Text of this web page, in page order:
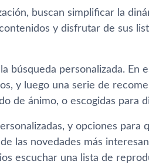
buscan simplificar la
y disfrutar de sus
búsqueda personalizada. En
y luego una serie de
de ánimo, o escogidas para
y opciones para
las novedades más
escuchar una lista de